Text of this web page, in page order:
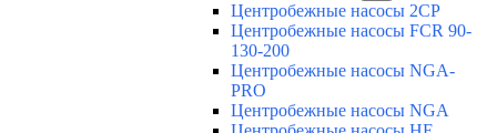
Центробежные насосы 2CP
Центробежные насосы FCR 90-
130-200
Центробежные насосы NGA-
PRO
Центробежные насосы NGA